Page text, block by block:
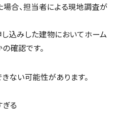
合、担当者による現地調査が
込みした建物においてホーム
確認です。
ない可能性があります。
る